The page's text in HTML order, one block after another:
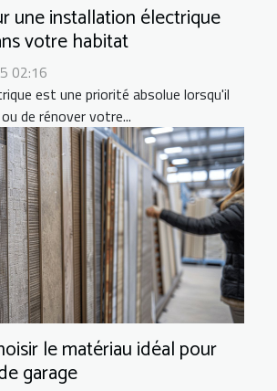
une installation électrique
votre habitat
02:16
est une priorité absolue lorsqu'il
de rénover votre...
le matériau idéal pour
garage